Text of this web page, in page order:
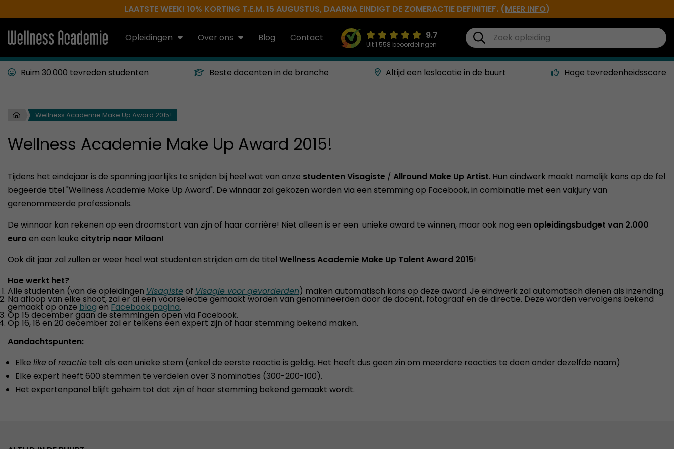
LAATSTE WEEK! 10% KORTING T.E.M. 15 AUGUSTUS, DAARNA EINDIGT DE ZOMERACTIE DEFINITIEF. (MEER INFO)
Opleidingen Over ons Blog Contact 9.7
Uit 1.558 beoordelingen
Ruim 30.000 tevreden studenten Beste docenten in de branche Altijd een leslocatie in de buurt Hoge tevredenheidsscore
Wellness Academie Make Up Award 2015!
Wellness Academie Make Up Award 2015!
Tijdens het eindejaar is de spanning jaarlijks te snijden bij heel wat van onze studentenVisagiste / Allround Make Up Artist. Hun eindwerk maakt namelijk kans op de fel
begeerde titel "Wellness Academie Make Up Award". De winnaar zal gekozen worden via een stemming op Facebook, in combinatie met een vakjury van
gerenommeerde professionals.
De winnaar kan rekenen op een droomstart van zijn of haar carrière! Niet alleen is er een unieke award te winnen, maar ook nog een opleidingsbudget van 2.000
euro en een leuke citytrip naar Milaan!
Ook dit jaar zal zullen er weer heel wat studenten strijden om de titel Wellness Academie Make Up Talent Award 2015!
Hoe werkt het?
Alle studenten (van de opleidingen Visagisteof Visagie voor gevorderden) maken automatisch kans op deze award. Je eindwerk zal automatisch dienen als inzending.
Na afloop van elke shoot, zal er al een voorselectie gemaakt worden van genomineerden door de docent, fotograaf en de directie. Deze worden vervolgens bekend
gemaakt op onze blog en Facebook pagina.
Op 15 december gaan de stemmingen open via Facebook.
Op 16, 18 en 20 december zal er telkens een expert zijn of haar stemming bekend maken.
Aandachtspunten:
Elke likeof reactie telt als een unieke stem (enkel de eerste reactie is geldig. Het heeft dus geen zin om meerdere reacties te doen onder dezelfde naam)
Elke expert heeft 600 stemmen te verdelen over 3 nominaties (300-200-100).
Het expertenpanel blijft geheim tot dat zijn of haar stemming bekend gemaakt wordt.